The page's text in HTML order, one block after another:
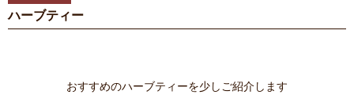
ハーブティー
おすすめのハーブティーを少しご紹介します